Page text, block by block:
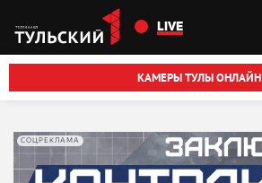
Перейти к основному содержанию
LIVE
КАМЕРЫ ТУЛЫ ОНЛАЙН
СОЦРЕКЛАМА